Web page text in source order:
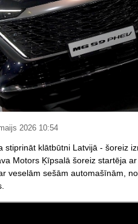
2026 10:54
stiprināt klātbūtni Latvijā - šoreiz
Motors Ķīpsalā šoreiz startēja
veselām sešām automašīnām,